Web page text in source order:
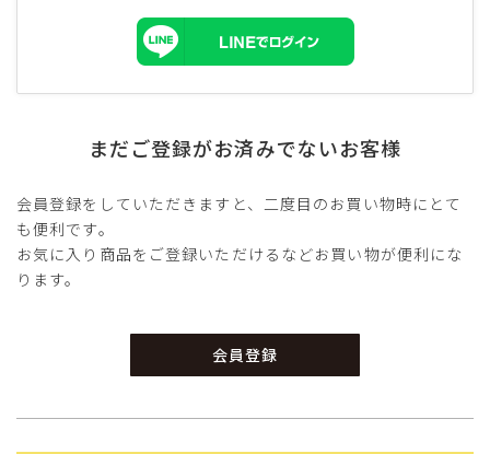
まだご登録がお済みでないお客様
会員登録をしていただきますと、二度目のお買い物時にとて
も便利です。
お気に入り商品をご登録いただけるなどお買い物が便利にな
ります。
会員登録